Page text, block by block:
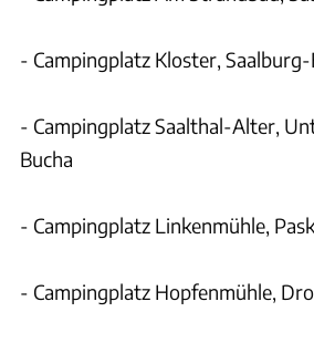
- Campingplatz Kloster,
- Campingplatz Saalthal-Alter,
Bucha
- Campingplatz Linkenmühle,
- Campingplatz Hopfenmühle,